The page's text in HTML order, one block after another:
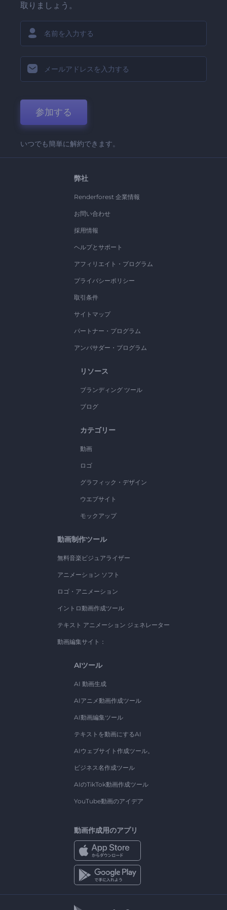
取りましょう。
参加する
いつでも簡単に解約できます。
弊社
Renderforest 企業情報
お問い合わせ
採用情報
ヘルプとサポート
アフィリエイト・プログラム
プライバシーポリシー
取引条件
サイトマップ
パートナー・プログラム
アンバサダー・プログラム
リソース
ブランディング ツール
ブログ
カテゴリー
動画
ロゴ
グラフィック・デザイン
ウエブサイト
モックアップ
動画制作ツール
無料音楽ビジュアライザー
アニメーション ソフト
ロゴ・アニメーション
イントロ動画作成ツール
テキスト アニメーション ジェネレーター
動画編集サイト：
AIツール
AI 動画生成
AIアニメ動画作成ツール
AI動画編集ツール
テキストを動画にするAI
AIウェブサイト作成ツール。
ビジネス名作成ツール
AIのTikTok動画作成ツール
YouTube動画のアイデア
動画作成用のアプリ